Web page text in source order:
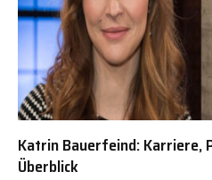
Katrin Bauerfeind: Karriere,
Überblick